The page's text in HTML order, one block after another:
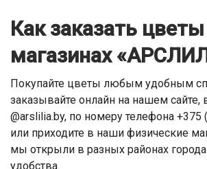
Как заказать
магазинах
Покупайте цветы любым удобным
заказывайте онлайн на нашем сайте,
@arslilia.by, по номеру телефона +375
или приходите в наши физические
мы открыли в разных районах
удобства.